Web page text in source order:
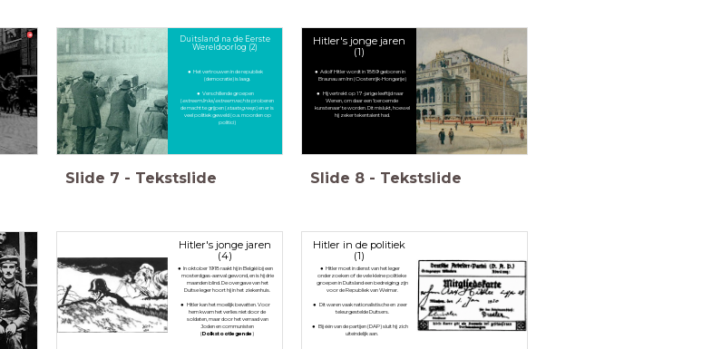
Duitsland na de Eerste
Wereldoorlog (2)
Het vertrouwen in de republiek
(democratie) is laag.
Verschillende groepen
(extreemlinks/extreemrechtsproberen
de macht te grijpen (staatsgreep) en er is
veel politiek geweld (o.a. moorden op
politici)
Slide 7 - Tekstslide
Hitler's jonge jaren
(1)
Adolf Hitler wordt in 1889 geboren in
Braunau am Inn (Oostenrijk-Hongarije)
Hij vertrekt op 17-jarige leeftijd naar
Wenen, om daar een 'beroemde
kunstenaar' te worden. Dit mislukt, hoewel
hij zeker tekentalent had.
Slide 8 - Tekstslide
Hitler's jonge jaren
(4)
In oktober 1918 raakt hij in België bij een
mosterdgas-aanval gewond, en is hij drie
maanden blind. De overgave van het
Duitse leger hoort hij in het ziekenhuis.
Hitler kan het moeilijk bevatten. Voor
hem kwam het verlies niet door de
soldaten, maar door het verraad van
Joden en communisten
(Dolkstootlegende)
Hitler in de politiek
(1)
Hitler moet in dienst van het leger
onderzoeken of de vele kleine politieke
groepen in Duitsland een bedreiging zijn
voor de Republiek van Weimar.
Dit waren vaak nationalistische en zeer
teleurgestelde Duitsers.
Bij één van de partijen (DAP) sluit hij zich
uiteindelijk aan.